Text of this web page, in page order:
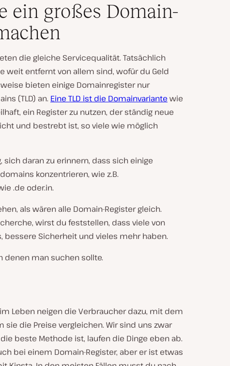
ein großes Domain-
die gleiche Servicequalität. Tatsächlich
weit entfernt von allem sind, wofür du Geld
bieten einige Domainregister nur
(TLD) an. Eine TLD ist die Domainvariante wie
ein Register zu nutzen, der ständig neue
und bestrebt ist, so viele wie möglich
daran zu erinnern, dass sich einige
konzentrieren, wie z.B.
.de oder.in.
als wären alle Domain-Register gleich.
wirst du feststellen, dass viele von
bessere Sicherheit und vieles mehr haben.
denen man suchen sollte.
Leben neigen die Verbraucher dazu, mit dem
sie die Preise vergleichen. Wir sind uns zwar
beste Methode ist, laufen die Dinge eben ab.
bei einem Domain-Register, aber er ist etwas